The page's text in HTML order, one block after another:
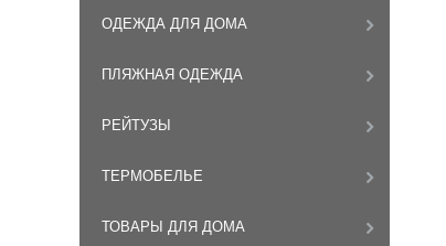
ОДЕЖДА ДЛЯ ДОМА
ПЛЯЖНАЯ ОДЕЖДА
РЕЙТУЗЫ
ТЕРМОБЕЛЬЕ
ТОВАРЫ ДЛЯ ДОМА